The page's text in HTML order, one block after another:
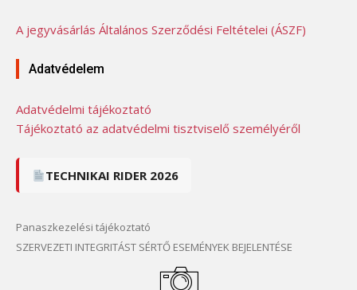
A jegyvásárlás Általános Szerződési Feltételei (ÁSZF)
Adatvédelem
Adatvédelmi tájékoztató
Tájékoztató az adatvédelmi tisztviselő személyéről
TECHNIKAI RIDER 2026
Panaszkezelési tájékoztató
SZERVEZETI INTEGRITÁST SÉRTŐ ESEMÉNYEK BEJELENTÉSE